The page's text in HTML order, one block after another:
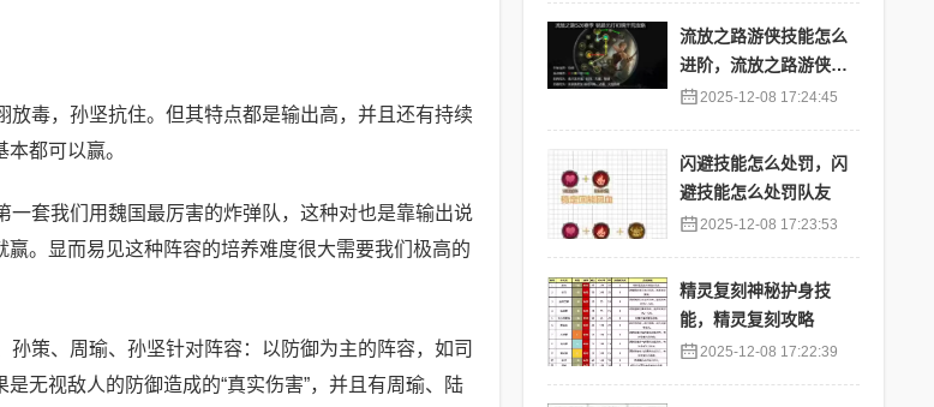
毒，孙坚抗住。但其特点都是输出高，并且还有持续
都可以赢。
套我们用魏国最厉害的炸弹队，这种对也是靠输出说
。显而易见这种阵容的培养难度很大需要我们极高的
策、周瑜、孙坚针对阵容：以防御为主的阵容，如司
无视敌人的防御造成的“真实伤害”，并且有周瑜、陆
流放之路游侠技能怎么
进阶，流放之路游侠技
能怎么进阶的
2025-12-08 17:24:45
闪避技能怎么处罚，闪
避技能怎么处罚队友
2025-12-08 17:23:53
精灵复刻神秘护身技
能，精灵复刻攻略
2025-12-08 17:22:39